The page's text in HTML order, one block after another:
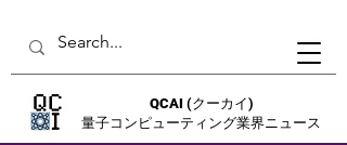
QCAI (クーカイ)
量子コンピューティング業界ニュース